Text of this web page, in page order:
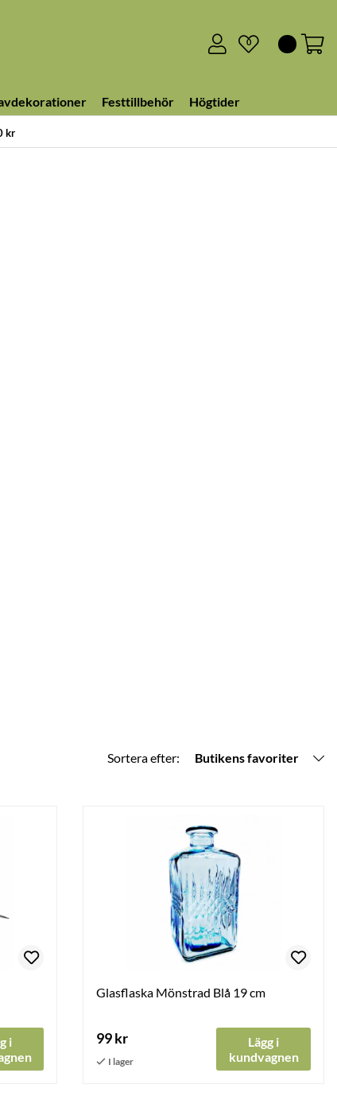
kr
0
Festtillbehör Högtider
Sortera efter:
Butikens favoriter
i
Glasflaska Mönstrad Blå 19 cm
99 kr
Lägg i
kundvagnen